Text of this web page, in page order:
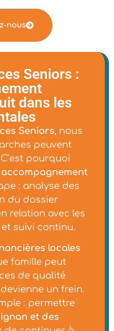
nous
Seniors :
dans les
Seniors, nous
peuvent
pourquoi
accompagnement
: analyse des
du dossier
relation avec les
suivi continu.
locales
famille peut
de qualité
un frein.
: permettre
et des